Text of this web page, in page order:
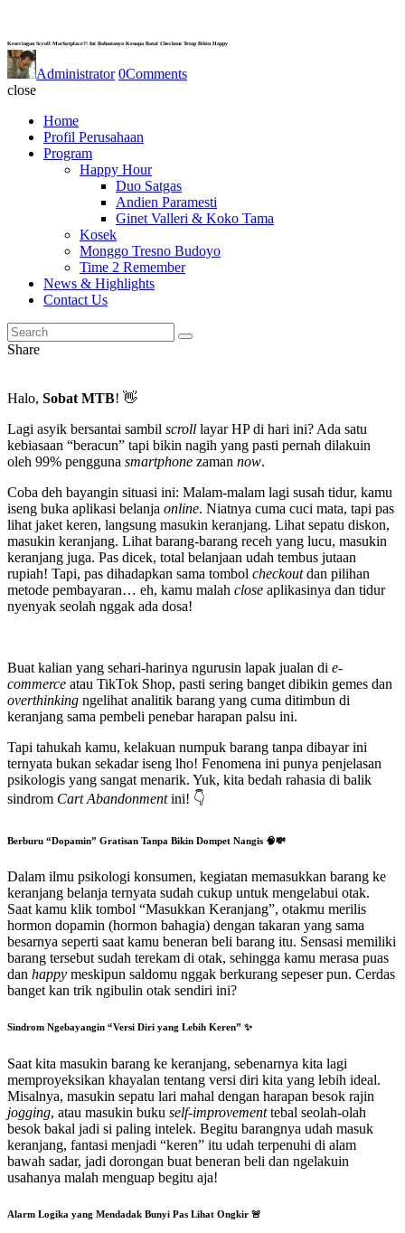
Keseringan Scroll Marketplace?! Ini Rahasianya Kenapa Batal Checkout Tetap Bikin Happy
Administrator 0Comments
close
Home
Profil Perusahaan
Program
Happy Hour
Duo Satgas
Andien Paramesti
Ginet Valleri & Koko Tama
Kosek
Monggo Tresno Budoyo
Time 2 Remember
News & Highlights
Contact Us
Share
Halo, Sobat MTB! 👋
Lagi asyik bersantai sambil scroll layar HP di hari ini? Ada satu
kebiasaan “beracun” tapi bikin nagih yang pasti pernah dilakuin
oleh 99% pengguna smartphone zaman now.
Coba deh bayangin situasi ini: Malam-malam lagi susah tidur, kamu
iseng buka aplikasi belanja online. Niatnya cuma cuci mata, tapi pas
lihat jaket keren, langsung masukin keranjang. Lihat sepatu diskon,
masukin keranjang. Lihat barang-barang receh yang lucu, masukin
keranjang juga. Pas dicek, total belanjaan udah tembus jutaan
rupiah! Tapi, pas dihadapkan sama tombol checkoutdan pilihan
metode pembayaran… eh, kamu malah close aplikasinya dan tidur
nyenyak seolah nggak ada dosa!
Buat kalian yang sehari-harinya ngurusin lapak jualan di e-
commerce atau TikTok Shop, pasti sering banget dibikin gemes dan
overthinking ngelihat analitik barang yang cuma ditimbun di
keranjang sama pembeli penebar harapan palsu ini.
Tapi tahukah kamu, kelakuan numpuk barang tanpa dibayar ini
ternyata bukan sekadar iseng lho! Fenomena ini punya penjelasan
psikologis yang sangat menarik. Yuk, kita bedah rahasia di balik
sindrom Cart Abandonmentini! 👇
Berburu “Dopamin” Gratisan Tanpa Bikin Dompet Nangis 🧠💸
Dalam ilmu psikologi konsumen, kegiatan memasukkan barang ke
keranjang belanja ternyata sudah cukup untuk mengelabui otak.
Saat kamu klik tombol “Masukkan Keranjang”, otakmu merilis
hormon dopamin (hormon bahagia) dengan takaran yang sama
besarnya seperti saat kamu beneran beli barang itu. Sensasi memiliki
barang tersebut sudah terekam di otak, sehingga kamu merasa puas
dan happy meskipun saldomu nggak berkurang sepeser pun. Cerdas
banget kan trik ngibulin otak sendiri ini?
Sindrom Ngebayangin “Versi Diri yang Lebih Keren” ✨
Saat kita masukin barang ke keranjang, sebenarnya kita lagi
memproyeksikan khayalan tentang versi diri kita yang lebih ideal.
Misalnya, masukin sepatu lari mahal dengan harapan besok rajin
jogging, atau masukin buku self-improvementtebal seolah-olah
besok bakal jadi si paling intelek. Begitu barangnya udah masuk
keranjang, fantasi menjadi “keren” itu udah terpenuhi di alam
bawah sadar, jadi dorongan buat beneran beli dan ngelakuin
usahanya malah menguap begitu aja!
Alarm Logika yang Mendadak Bunyi Pas Lihat Ongkir 🚨